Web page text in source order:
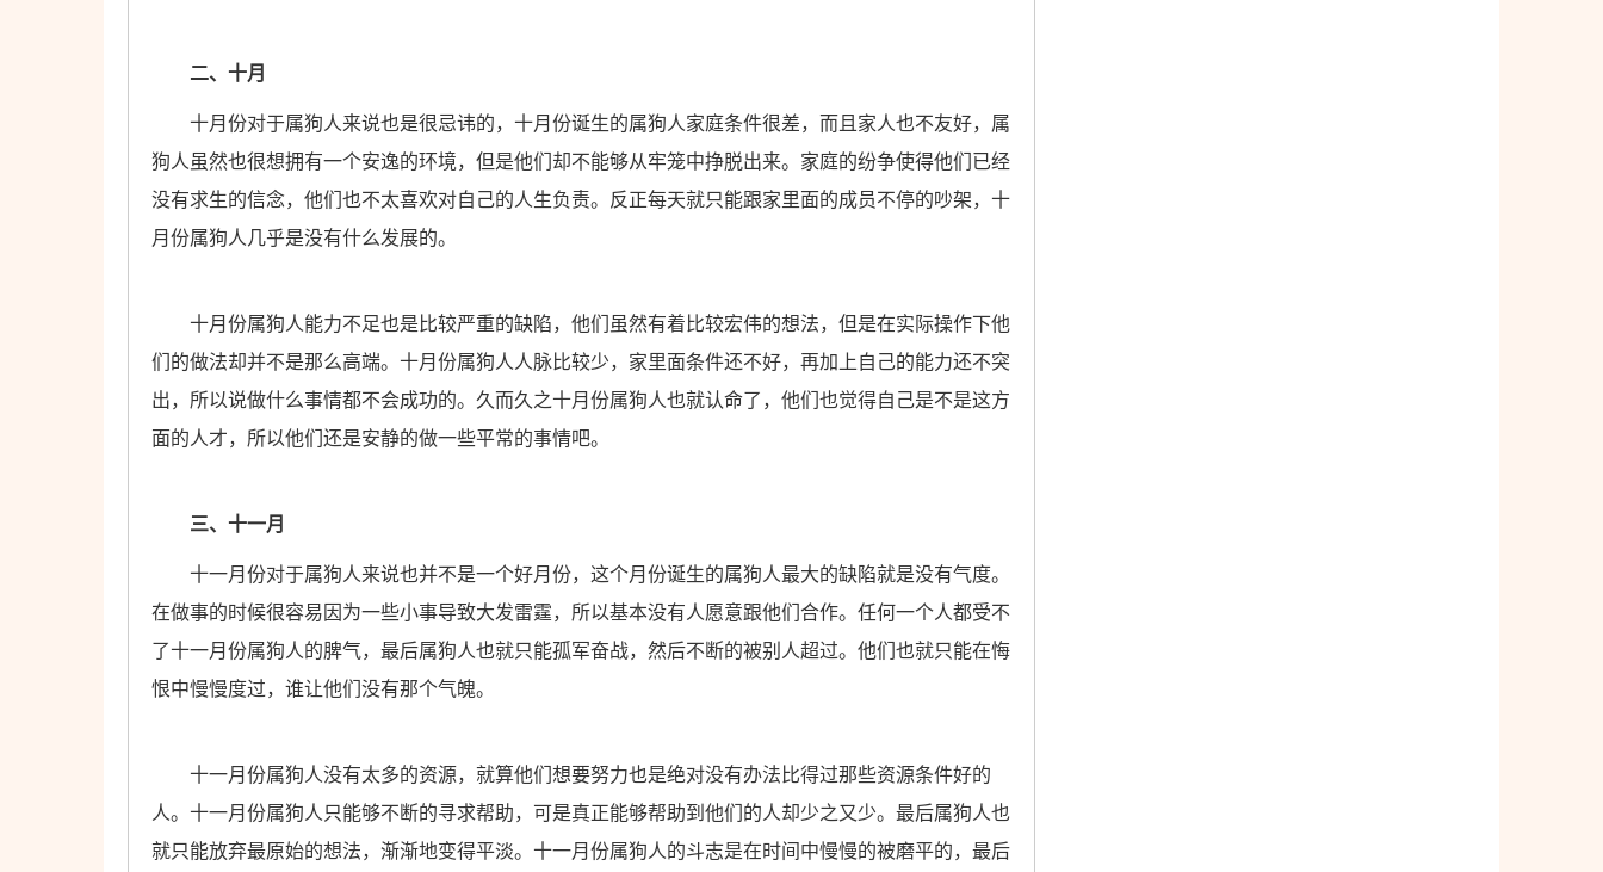
二、十月
十月份对于属狗人来说也是很忌讳的，十月份诞生的属狗人家庭条件很差，而且家人也不友好，属
狗人虽然也很想拥有一个安逸的环境，但是他们却不能够从牢笼中挣脱出来。家庭的纷争使得他们已经
没有求生的信念，他们也不太喜欢对自己的人生负责。反正每天就只能跟家里面的成员不停的吵架，十
月份属狗人几乎是没有什么发展的。
十月份属狗人能力不足也是比较严重的缺陷，他们虽然有着比较宏伟的想法，但是在实际操作下他
们的做法却并不是那么高端。十月份属狗人人脉比较少，家里面条件还不好，再加上自己的能力还不突
出，所以说做什么事情都不会成功的。久而久之十月份属狗人也就认命了，他们也觉得自己是不是这方
面的人才，所以他们还是安静的做一些平常的事情吧。
三、十一月
十一月份对于属狗人来说也并不是一个好月份，这个月份诞生的属狗人最大的缺陷就是没有气度。
在做事的时候很容易因为一些小事导致大发雷霆，所以基本没有人愿意跟他们合作。任何一个人都受不
了十一月份属狗人的脾气，最后属狗人也就只能孤军奋战，然后不断的被别人超过。他们也就只能在悔
恨中慢慢度过，谁让他们没有那个气魄。
十一月份属狗人没有太多的资源，就算他们想要努力也是绝对没有办法比得过那些资源条件好的
人。十一月份属狗人只能够不断的寻求帮助，可是真正能够帮助到他们的人却少之又少。最后属狗人也
就只能放弃最原始的想法，渐渐地变得平淡。十一月份属狗人的斗志是在时间中慢慢的被磨平的，最后